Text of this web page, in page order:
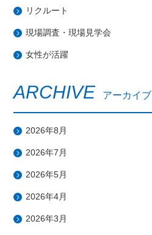
リクルート
現場調査・現場見学会
女性が活躍
ARCHIVE アーカイブ
2026年8月
2026年7月
2026年5月
2026年4月
2026年3月